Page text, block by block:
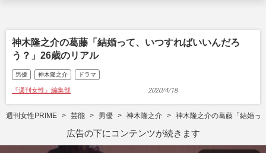
神木隆之介の葛藤「結婚って、いつすればいいんだろ
う？」26歳のリアル
男優 神木隆之介 ドラマ
『週刊女性』編集部 2020/4/18
週刊女性PRIME 芸能 男優 神木隆之介 神木隆之介の葛藤「結婚っ
広告の下にコンテンツが続きます